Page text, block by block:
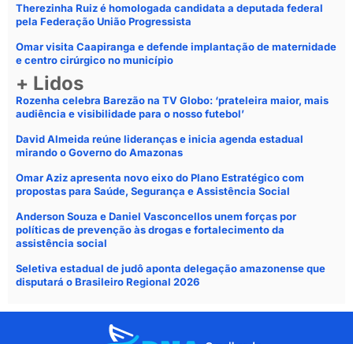
Therezinha Ruiz é homologada candidata a deputada federal
pela Federação União Progressista
Omar visita Caapiranga e defende implantação de maternidade
e centro cirúrgico no município
+ Lidos
Rozenha celebra Barezão na TV Globo: ‘prateleira maior, mais
audiência e visibilidade para o nosso futebol’
David Almeida reúne lideranças e inicia agenda estadual
mirando o Governo do Amazonas
Omar Aziz apresenta novo eixo do Plano Estratégico com
propostas para Saúde, Segurança e Assistência Social
Anderson Souza e Daniel Vasconcellos unem forças por
políticas de prevenção às drogas e fortalecimento da
assistência social
Seletiva estadual de judô aponta delegação amazonense que
disputará o Brasileiro Regional 2026